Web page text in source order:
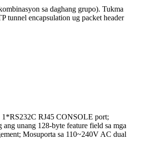
sa daghang grupo). Tukma
encapsulation ug packet header
1*RS232C RJ45 CONSOLE port;
unang 128-byte feature field sa mga
Mosuporta sa 110~240V AC dual